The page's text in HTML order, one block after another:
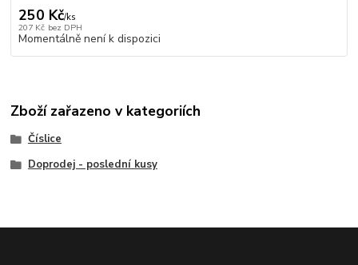
250 Kč/ks
207 Kč bez DPH
Momentálně není k dispozici
Zboží zařazeno v kategoriích
Číslice
Doprodej - poslední kusy